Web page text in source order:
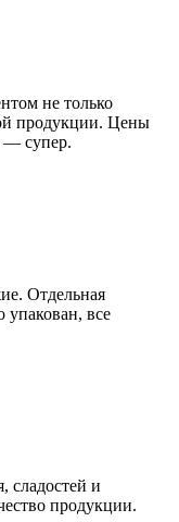
не только
продукции. Цены
— супер.
Отдельная
упакован, все
сладостей и
продукции.